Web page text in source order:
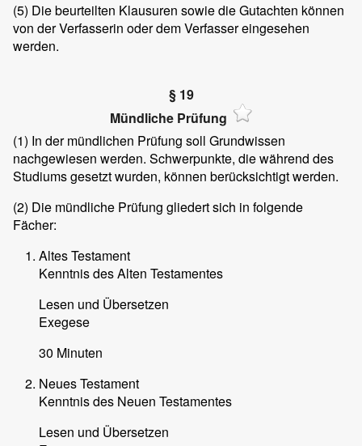
(5) Die beurteilten Klausuren sowie die Gutachten können
von der Verfasserin oder dem Verfasser eingesehen
werden.
§ 19
Mündliche Prüfung
(1) In der mündlichen Prüfung soll Grundwissen
nachgewiesen werden. Schwerpunkte, die während des
Studiums gesetzt wurden, können berücksichtigt werden.
(2) Die mündliche Prüfung gliedert sich in folgende
Fächer:
Altes Testament
Kenntnis des Alten Testamentes
Lesen und Übersetzen
Exegese
30 Minuten
Neues Testament
Kenntnis des Neuen Testamentes
Lesen und Übersetzen